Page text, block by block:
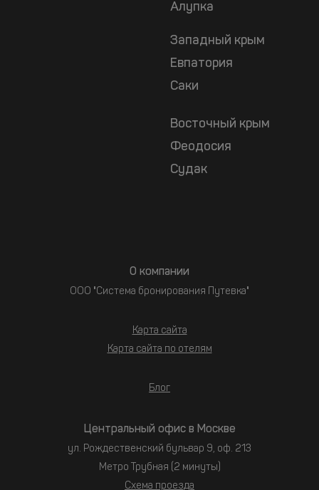
Алупка
Западный крым
Евпатория
Саки
Восточный крым
Феодосия
Судак
О компании
ООО "Система бронирования Путевка"
Карта сайта
Карта сайта по отелям
Блог
Центральный офис в Москве
ул. Рождественский бульвар 9, оф. 213
Метро Трубная (2 минуты)
Схема проезда